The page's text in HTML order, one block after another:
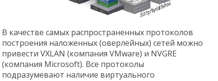
В качестве самых распространенных протоколов
построения наложенных (оверлейных) сетей можно
привести VXLAN (компания VMware) и NVGRE
(компания Microsoft). Все протоколы
подразумевают наличие виртуального